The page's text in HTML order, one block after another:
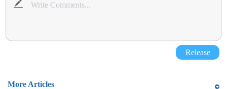
Release
More Articles